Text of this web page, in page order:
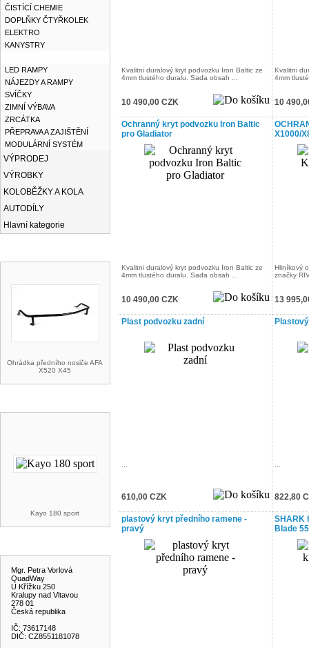
ČISTÍCÍ CHEMIE
DOPLŇKY ČTYŘKOLEK
ELEKTRO
KANYSTRY
LED RAMPY
NÁJEZDY A RAMPY
SVÍČKY
ZIMNÍ VÝBAVA
ZRCÁTKA
PŘEPRAVA A ZAJIŠTĚNÍ
MODULÁRNÍ SYSTÉM
VÝPRODEJ
VÝROBKY
KOLOBĚŽKY A KOLA
AUTODÍLY
Hlavní kategorie
Ohrádka předního nosiče AFA
X520 X45
Kayo 180 sport
Mgr. Petra Vorlová
QuadWay
U Křížku 250
Kralupy nad Vltavou
278 01
Česká republika
IČ: 73617148
DIČ: CZ8551181078
Kvalitni duralový kryt podvozku Iron Baltic ze
4mm tlustého duralu. Sada obsah ...
10 490,00 CZK
Kvalitni
4mm
10
Ochranný kryt podvozku Iron Baltic
pro Gladiator
Kvalitni duralový kryt podvozku Iron Baltic ze
4mm tlustého duralu. Sada obsah ...
10 490,00 CZK
X1000/
Hliníkový
značky
13
Plast podvozku zadní
610,00 CZK 822,80
plastový kryt předního ramene -
pravý
SHARK
Blade